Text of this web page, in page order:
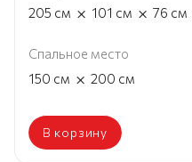
205 см × 101 см × 76 см
Спальное место
150 см × 200 см
В корзину